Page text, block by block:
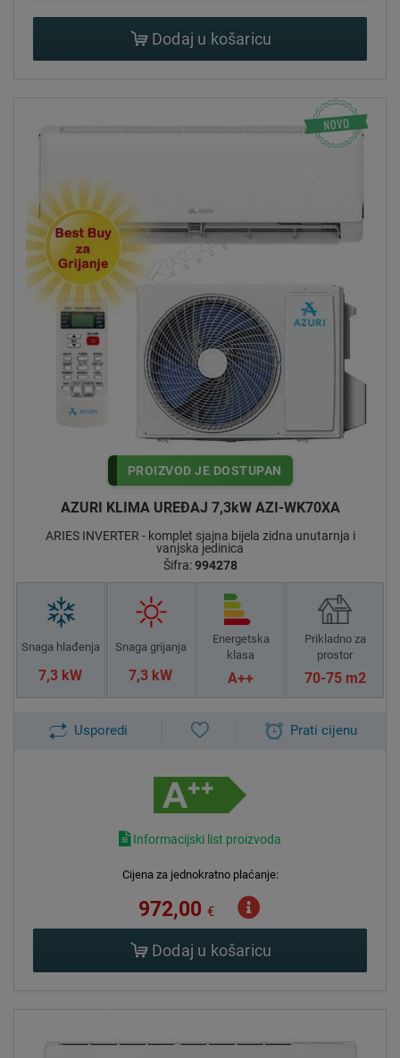
Dodaj u košaricu
PROIZVOD JE DOSTUPAN
AZURI KLIMA UREĐAJ 7,3kW AZI-WK70XA
ARIES INVERTER - komplet sjajna bijela zidna unutarnja i
vanjska jedinica
Šifra:994278
Snaga hlađenja
7,3 kW
Snaga grijanja
7,3 kW
Energetska
klasa
A++
Prikladno za
prostor
70-75 m2
Usporedi Prati cijenu
Informacijski list proizvoda
Cijena za jednokratno plaćanje:
972,00 €
Dodaj u košaricu